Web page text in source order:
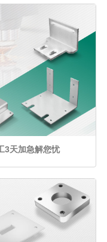
3天加急解您忧